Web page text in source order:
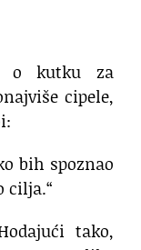
o kutku za
cipele,
bih spoznao
cilja.“
tako,